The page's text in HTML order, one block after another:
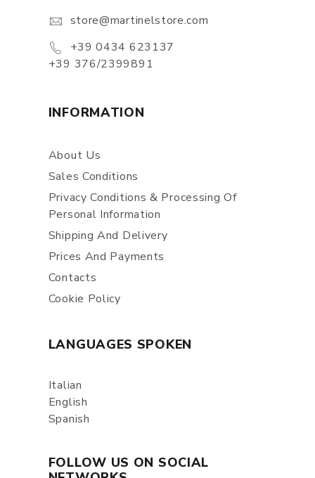
store@martinelstore.com
+39 0434 623137
+39 376/2399891
INFORMATION
About Us
Sales Conditions
Privacy Conditions & Processing Of
Personal Information
Shipping And Delivery
Prices And Payments
Contacts
Cookie Policy
LANGUAGES SPOKEN
Italian
English
Spanish
FOLLOW US ON SOCIAL